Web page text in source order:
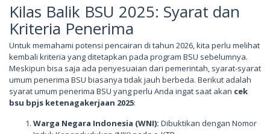
Kilas Balik BSU 2025: Syarat dan
Kriteria Penerima
Untuk memahami potensi pencairan di tahun 2026, kita perlu melihat
kembali kriteria yang ditetapkan pada program BSU sebelumnya.
Meskipun bisa saja ada penyesuaian dari pemerintah, syarat-syarat
umum penerima BSU biasanya tidak jauh berbeda. Berikut adalah
syarat umum penerima BSU yang perlu Anda ingat saat akan cek
bsu bpjs ketenagakerjaan 2025:
Warga Negara Indonesia (WNI): Dibuktikan dengan Nomor